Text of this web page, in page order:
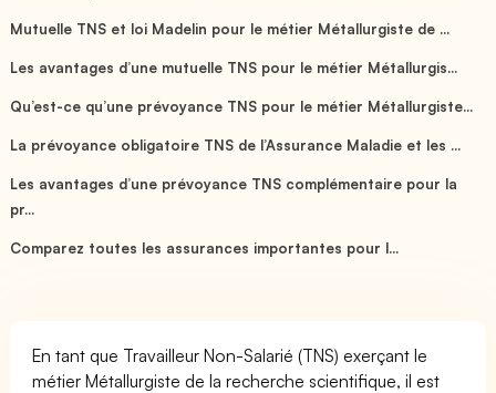
Mutuelle TNS et loi Madelin pour le métier Métallurgiste de ...
Les avantages d’une mutuelle TNS pour le métier Métallurgis...
Qu’est-ce qu’une prévoyance TNS pour le métier Métallurgiste...
La prévoyance obligatoire TNS de l’Assurance Maladie et les ...
Les avantages d’une prévoyance TNS complémentaire pour la
pr...
Comparez toutes les assurances importantes pour l...
En tant que Travailleur Non-Salarié (TNS) exerçant le
métier Métallurgiste de la recherche scientifique, il est